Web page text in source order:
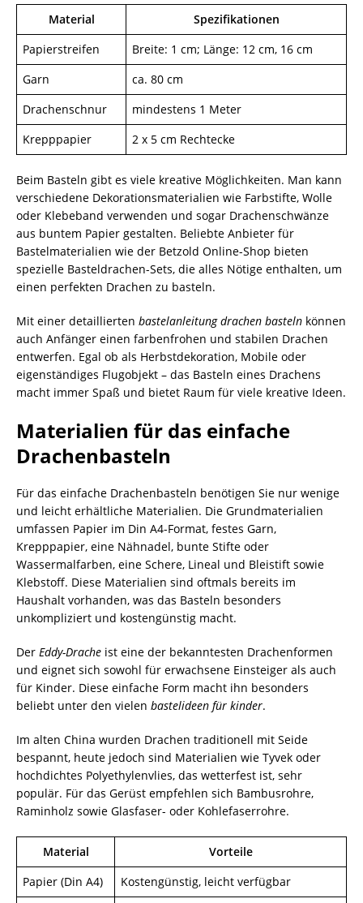
Material
Spezifikationen
Papierstreifen
Breite: 1 cm; Länge: 12 cm, 16 cm
Garn
ca. 80 cm
Drachenschnur
mindestens 1 Meter
Krepppapier
2 x 5 cm Rechtecke
Beim Basteln gibt es viele kreative Möglichkeiten. Man kann
verschiedene Dekorationsmaterialien wie Farbstifte, Wolle
oder Klebeband verwenden und sogar Drachenschwänze
aus buntem Papier gestalten. Beliebte Anbieter für
Bastelmaterialien wie der Betzold Online-Shop bieten
spezielle Basteldrachen-Sets, die alles Nötige enthalten, um
einen perfekten Drachen zu basteln.
Mit einer detaillierten bastelanleitung drachen basteln können
auch Anfänger einen farbenfrohen und stabilen Drachen
entwerfen. Egal ob als Herbstdekoration, Mobile oder
eigenständiges Flugobjekt – das Basteln eines Drachens
macht immer Spaß und bietet Raum für viele kreative Ideen.
Materialien für das einfache
Drachenbasteln
Für das einfache Drachenbasteln benötigen Sie nur wenige
und leicht erhältliche Materialien. Die Grundmaterialien
umfassen Papier im Din A4-Format, festes Garn,
Krepppapier, eine Nähnadel, bunte Stifte oder
Wassermalfarben, eine Schere, Lineal und Bleistift sowie
Klebstoff. Diese Materialien sind oftmals bereits im
Haushalt vorhanden, was das Basteln besonders
unkompliziert und kostengünstig macht.
Der Eddy-Drache ist eine der bekanntesten Drachenformen
und eignet sich sowohl für erwachsene Einsteiger als auch
für Kinder. Diese einfache Form macht ihn besonders
beliebt unter den vielen bastelideen für kinder.
Im alten China wurden Drachen traditionell mit Seide
bespannt, heute jedoch sind Materialien wie Tyvek oder
hochdichtes Polyethylenvlies, das wetterfest ist, sehr
populär. Für das Gerüst empfehlen sich Bambusrohre,
Raminholz sowie Glasfaser- oder Kohlefaserrohre.
Material
Vorteile
Papier (Din A4)
Kostengünstig, leicht verfügbar